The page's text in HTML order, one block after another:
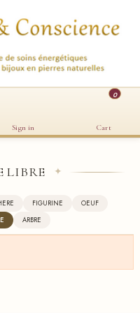
Sign in
0
Cart
LIBRE ✦
FIGURINE
OEUF
ARBRE